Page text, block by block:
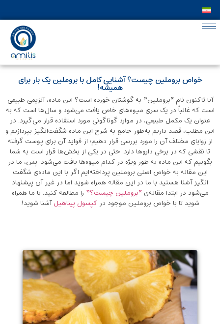
خواص بروملین چیست؟ آشنایی کامل با بروملین یک بار برای
همیشه!
آیا تاکنون نام “بروملین” به گوشتان خورده است؟ این ماده، آنزیمی طبیعی
است که غالباً در یک سری میوه‌های خاص یافت می‌شود و سال‌ها است که به
‌عنوان یک مکمل طبیعی، در موارد گوناگونی مورد استفاده قرار می‌گیرد. در
این مطلب، قصد داریم به‌طور جامع به شرح این ماده شگفت‌انگیز بپردازیم و
از زوایای مختلف آن را مورد بررسی قرار دهیم؛ از فواید آن برای پوست گرفته
تا نقشی که در برخی داروها دارد. حتی در یکی از بخش‌ها قرار است به شما
بگوییم که این ماده به طور ویژه در کدام میوه‌ها یافت می‌شود؛ پس، ما در
این مقاله به خواص اصلی بروملین پرداخته‌ایم اگر با این ماده‌ی شگفت
انگیز آشنا هستید با ما در این مقاله همراه شوید اما در غیر آن پیشنهاد
می‌شود در ابتدا مقاله‌ی“بروملین چیست؟” را مطالعه کنید. با ما همراه
شوید تا با خواص بروملین موجود در کپسول پیناهیلآشنا شوید!